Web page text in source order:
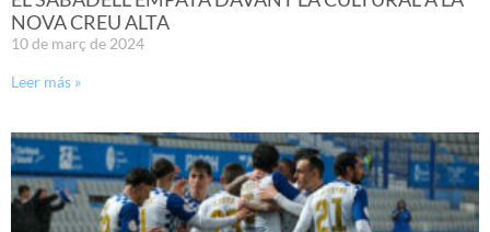
NOVA CREU ALTA
10 de març de 2024
Leer más »